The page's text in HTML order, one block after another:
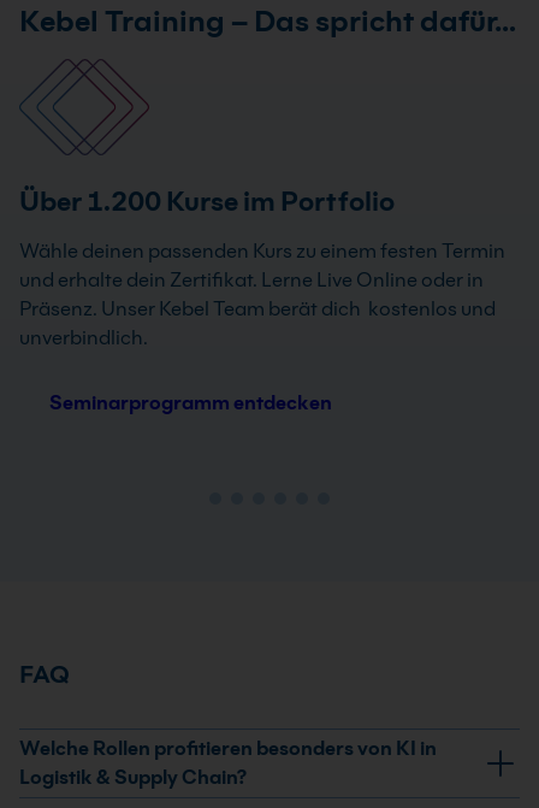
Kebel Training – Das spricht dafür…
Über 1.200 Kurse im Portfolio
Wähle deinen passenden Kurs zu einem festen Termin
und erhalte dein Zertifikat. Lerne Live Online oder in
Präsenz. Unser Kebel Team berät dich kostenlos und
unverbindlich.
Seminarprogramm entdecken
FAQ
Welche Rollen profitieren besonders von KI in
Logistik & Supply Chain?